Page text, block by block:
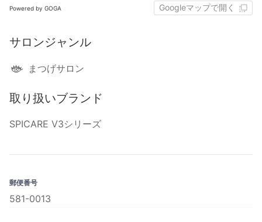
Powered by GOGA Googleマップで開く
サロンジャンル
まつげサロン
取り扱いブランド
SPICARE V3シリーズ
郵便番号
581-0013